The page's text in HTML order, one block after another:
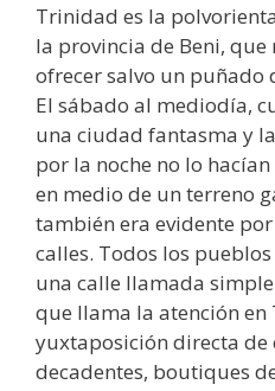
Trinidad es la
la provincia de Beni, que
ofrecer salvo un puñado
El sábado al mediodía,
una ciudad fantasma y
por la noche no lo
en medio de un terreno
también era evidente
calles. Todos los
una calle llamada
que llama la atención en
yuxtaposición directa de
decadentes, boutiques